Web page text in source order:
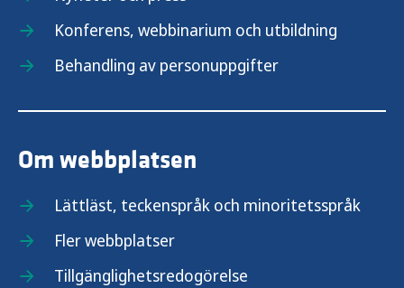
Konferens, webbinarium och utbildning
Behandling av personuppgifter
Om webbplatsen
Lättläst, teckenspråk och minoritetsspråk
Fler webbplatser
Tillgänglighetsredogörelse